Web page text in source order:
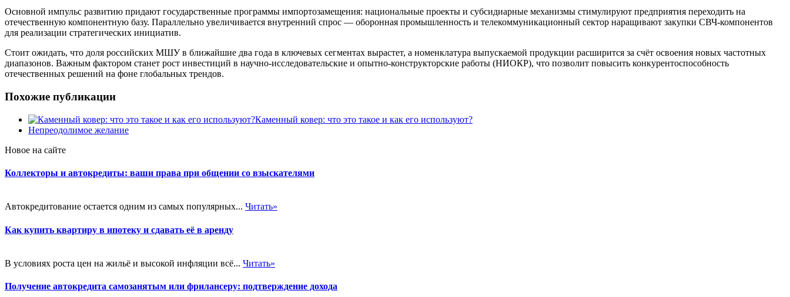
Основной импульс развитию придают государственные программы импортозамещения: национальные проекты и субсидиарные механизмы стимулируют предприятия переходить на
отечественную компонентную базу. Параллельно увеличивается внутренний спрос — оборонная промышленность и телекоммуникационный сектор наращивают закупки СВЧ-компонентов
для реализации стратегических инициатив.
Стоит ожидать, что доля российских МШУ в ближайшие два года в ключевых сегментах вырастет, а номенклатура выпускаемой продукции расширится за счёт освоения новых частотных
диапазонов. Важным фактором станет рост инвестиций в научно-исследовательские и опытно-конструкторские работы (НИОКР), что позволит повысить конкурентоспособность
отечественных решений на фоне глобальных трендов.
Похожие публикации
Каменный ковер: что это такое и как его используют?
Непреодолимое желание
Новое на сайте
Коллекторы и автокредиты: ваши права при общении со взыскателями
Автокредитование остается одним из самых популярных... Читать»
Как купить квартиру в ипотеку и сдавать её в аренду
В условиях роста цен на жильё и высокой инфляции всё... Читать»
Получение автокредита самозанятым или фрилансеру: подтверждение дохода